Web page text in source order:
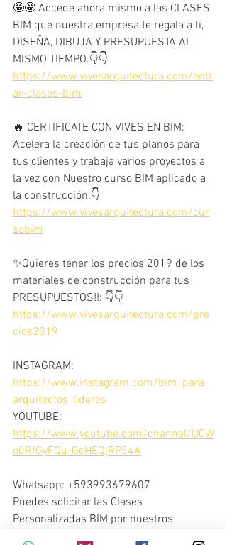
🤩🤩 Accede ahora mismo a las CLASES
BIM que nuestra empresa te regala a ti,
DISEÑA, DIBUJA Y PRESUPUESTA AL
MISMO TIEMPO.👇👇
https://www.vivesarquitectura.com/entr
ar-clases-bim
🔥 CERTIFICATE CON VIVES EN BIM:
Acelera la creación de tus planos para
tus clientes y trabaja varios proyectos a
la vez con Nuestro curso BIM aplicado a
la construcción:👇
https://www.vivesarquitectura.com/cur
sobim
✨Quieres tener los precios 2019 de los
materiales de construcción para tus
PRESUPUESTOS!!: 👇👇
https://www.vivesarquitectura.com/pre
cios2019
INSTAGRAM:
https://www.instagram.com/bim_para_
arquitectos_lideres
YOUTUBE:
https://www.youtube.com/channel/UCW
o0RfGyFQu-GcHEQjRP54A
Whatsapp: +593993679607
Puedes solicitar las Clases
Personalizadas BIM por nuestros